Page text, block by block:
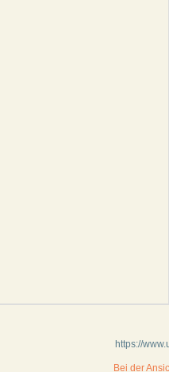
https://
Bei der